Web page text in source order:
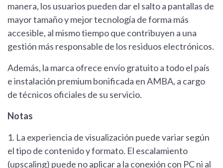
manera, los usuarios pueden dar el salto a pantallas de
mayor tamaño y mejor tecnología de forma más
accesible, al mismo tiempo que contribuyen a una
gestión más responsable de los residuos electrónicos.
Además, la marca ofrece envío gratuito a todo el país
e instalación premium bonificada en AMBA, a cargo
de técnicos oficiales de su servicio.
Notas
1. La experiencia de visualización puede variar según
el tipo de contenido y formato. El escalamiento
(upscaling) puede no aplicar a la conexión con PC ni al